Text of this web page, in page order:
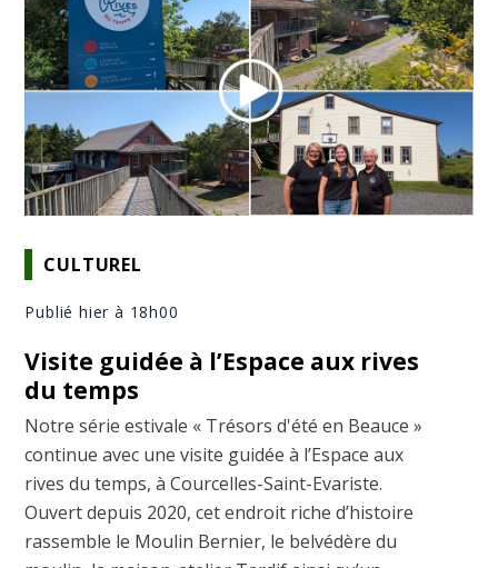
CULTUREL
Publié hier à 18h00
Visite guidée à l’Espace aux rives
du temps
Notre série estivale « Trésors d'été en Beauce »
continue avec une visite guidée à l’Espace aux
rives du temps, à Courcelles-Saint-Evariste.
Ouvert depuis 2020, cet endroit riche d’histoire
rassemble le Moulin Bernier, le belvédère du